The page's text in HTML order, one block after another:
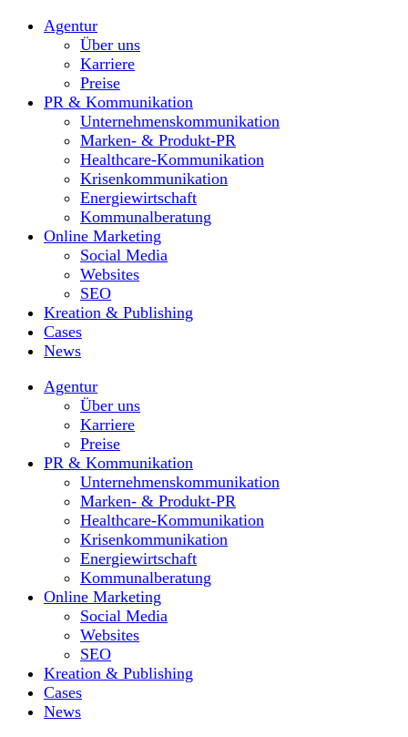
Agentur
Über uns
Karriere
Preise
PR & Kommunikation
Unternehmenskommunikation
Marken- & Produkt-PR
Healthcare-Kommunikation
Krisenkommunikation
Energiewirtschaft
Kommunalberatung
Online Marketing
Social Media
Websites
SEO
Kreation & Publishing
Cases
News
Agentur
Über uns
Karriere
Preise
PR & Kommunikation
Unternehmenskommunikation
Marken- & Produkt-PR
Healthcare-Kommunikation
Krisenkommunikation
Energiewirtschaft
Kommunalberatung
Online Marketing
Social Media
Websites
SEO
Kreation & Publishing
Cases
News